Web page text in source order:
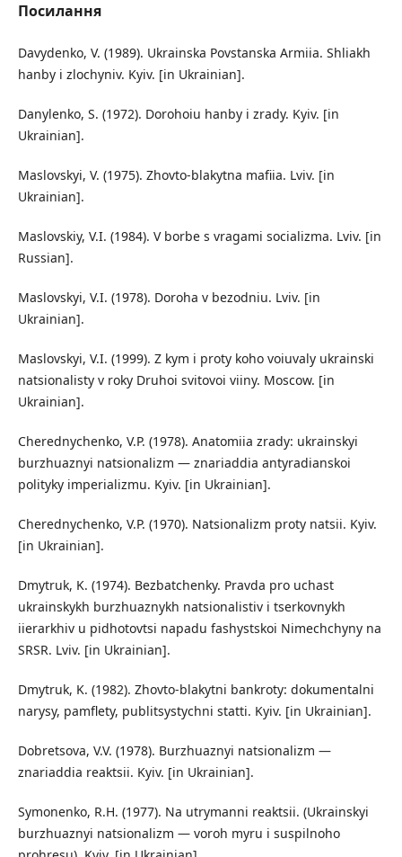
Посилання
Davydenko, V. (1989). Ukrainska Povstanska Armiia. Shliakh
hanby i zlochyniv. Kyiv. [in Ukrainian].
Danylenko, S. (1972). Dorohoiu hanby i zrady. Kyiv. [in
Ukrainian].
Maslovskyi, V. (1975). Zhovto-blakytna mafiia. Lviv. [in
Ukrainian].
Maslovskiy, V.I. (1984). V borbe s vragami socializma. Lviv. [in
Russian].
Maslovskyi, V.I. (1978). Doroha v bezodniu. Lviv. [in
Ukrainian].
Maslovskyi, V.I. (1999). Z kym i proty koho voiuvaly ukrainski
natsionalisty v roky Druhoi svitovoi viiny. Moscow. [in
Ukrainian].
Cherednychenko, V.P. (1978). Anatomiia zrady: ukrainskyi
burzhuaznyi natsionalizm — znariaddia antyradianskoi
polityky imperializmu. Kyiv. [in Ukrainian].
Cherednychenko, V.P. (1970). Natsionalizm proty natsii. Kyiv.
[in Ukrainian].
Dmytruk, K. (1974). Bezbatchenky. Pravda pro uchast
ukrainskykh burzhuaznykh natsionalistiv i tserkovnykh
iierarkhiv u pidhotovtsi napadu fashystskoi Nimechchyny na
SRSR. Lviv. [in Ukrainian].
Dmytruk, K. (1982). Zhovto-blakytni bankroty: dokumentalni
narysy, pamflety, publitsystychni statti. Kyiv. [in Ukrainian].
Dobretsova, V.V. (1978). Burzhuaznyi natsionalizm —
znariaddia reaktsii. Kyiv. [in Ukrainian].
Symonenko, R.H. (1977). Na utrymanni reaktsii. (Ukrainskyi
burzhuaznyi natsionalizm — voroh myru i suspilnoho